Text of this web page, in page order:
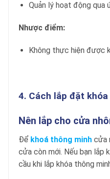
Quản lý hoạt động qua
Nhược điểm:
Không thực hiện được
4. Cách lắp đặt
Nên lắp cho cửa
Để khoá thông minh cửa
cửa còn mới. Nếu bạn lắp
cầu khi lắp khóa thông